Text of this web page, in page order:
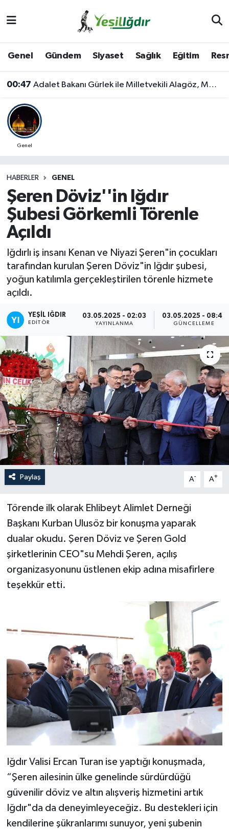
Genel Gündem Siyaset Sağlık Eğitim
00:47 Adalet Bakanı Gürlek ile Milletvekili Alagöz, MHP İl Başkanlığını Ziyaret Etti
Genel
HABERLER GENEL
Şeren Döviz''in Iğdır
Şubesi Görkemli Törenle
Açıldı
Iğdırlı iş insanı Kenan ve Niyazi Şeren"in çocukları
tarafından kurulan Şeren Döviz"in Iğdır şubesi,
yoğun katılımla gerçekleştirilen törenle hizmete
açıldı.
YEŞIL IĞDIR
EDITÖR
03.05.2025 - 02:03
YAYINLANMA
03.05.2025 - 08:41
GÜNCELLEME
Paylaş A- A+
Törende ilk olarak Ehlibeyt Alimlet Derneği
Başkanı Kurban Ulusöz bir konuşma yaparak
dualar okudu. Şeren Döviz ve Şeren Gold
şirketlerinin CEO"su Mehdi Şeren, açılış
organizasyonunu üstlenen ekip adına misafirlere
teşekkür etti.
Iğdır Valisi Ercan Turan ise yaptığı konuşmada,
“Şeren ailesinin ülke genelinde sürdürdüğü
güvenilir döviz ve altın alışveriş hizmetini artık
Iğdır"da da deneyimleyeceğiz. Bu destekleri için
kendilerine şükranlarımı sunuyor, yeni şubenin
Iğdır Trafik Yoğunluk Haritası
Süper Lig Puan Durumu ve Fikstür
Son Dakika Haberleri
Haber Arşivi